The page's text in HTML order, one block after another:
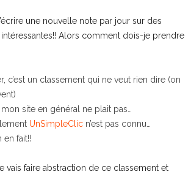
une nouvelle note par jour sur des
Alors comment dois-je prendre
c’est un classement qui ne veut rien dire (on
site en général ne plait pas…
UnSimpleClic n’est pas connu…
en fait!!
vais faire abstraction de ce classement et